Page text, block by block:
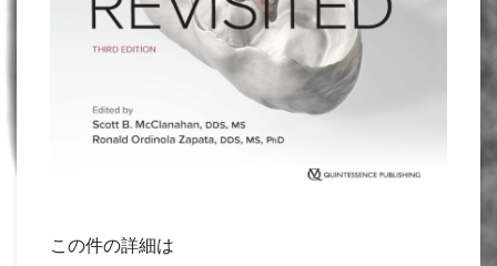
この件の詳細は